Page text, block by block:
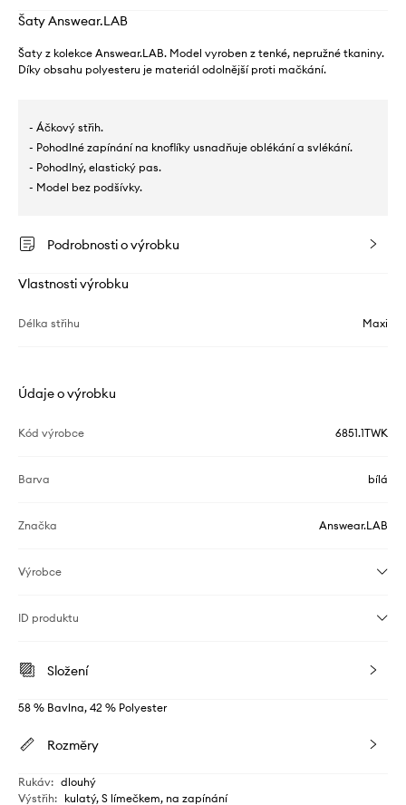
Šaty Answear.LAB
Šaty z kolekce Answear.LAB. Model vyroben z tenké, nepružné tkaniny.
Díky obsahu polyesteru je materiál odolnější proti mačkání.
- Áčkový střih.
- Pohodlné zapínání na knoflíky usnadňuje oblékání a svlékání.
- Pohodlný, elastický pas.
- Model bez podšívky.
Podrobnosti o výrobku
Vlastnosti výrobku
Délka střihu Maxi
Údaje o výrobku
Kód výrobce 6851.1TWK
Barva bílá
Značka Answear.LAB
Výrobce
ID produktu
Složení
58 % Bavlna, 42 % Polyester
Rozměry
Rukáv: dlouhý
Výstřih: kulatý, S límečkem, na zapínání